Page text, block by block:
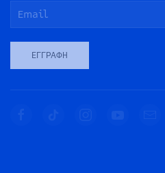
ΕΓΓΡΑΦΉ